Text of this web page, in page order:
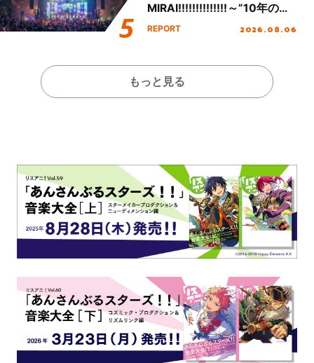
MIRAI!!!!!!!!!!!!!!～”10年の活
動を経てファイナルを迎える
REPORT 2026.08.06
もっと見る